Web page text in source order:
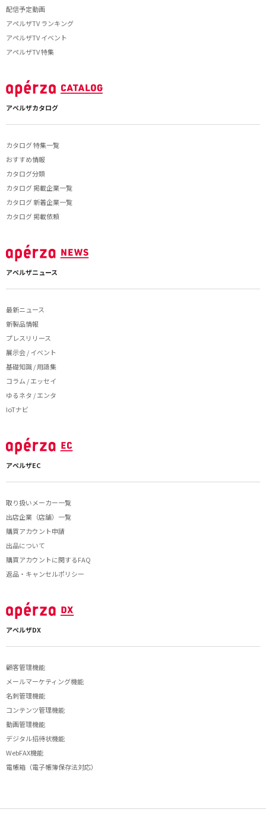
配信予定動画
アペルザTV ランキング
アペルザTV イベント
アペルザTV 特集
アペルザカタログ
カタログ 特集一覧
おすすめ情報
カタログ分類
カタログ 掲載企業一覧
カタログ 新着企業一覧
カタログ 掲載依頼
アペルザニュース
最新ニュース
新製品情報
プレスリリース
展示会 / イベント
基礎知識 / 用語集
コラム / エッセイ
ゆるネタ / エンタ
IoTナビ
アペルザEC
取り扱いメーカー一覧
出店企業（店舗）一覧
購買アカウント申請
出品について
購買アカウントに関するFAQ
返品・キャンセルポリシー
アペルザDX
顧客管理機能
メールマーケティング機能
名刺管理機能
コンテンツ管理機能
動画管理機能
デジタル招待状機能
WebFAX機能
電帳箱（電子帳簿保存法対応）